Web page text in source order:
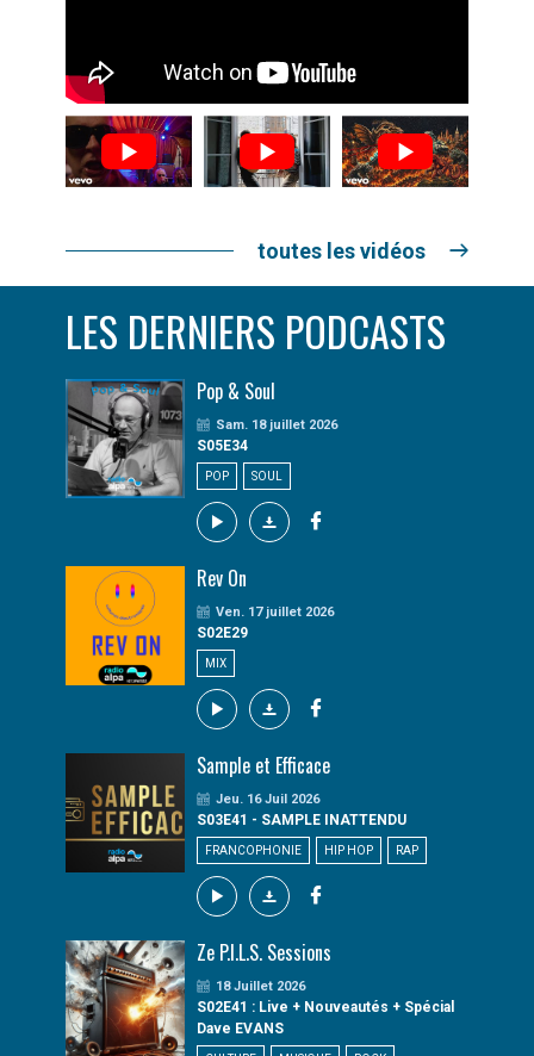
toutes les vidéos
LES DERNIERS PODCASTS
Pop & Soul
Sam. 18 juillet 2026
S05E34
POP SOUL
Rev On
Ven. 17 juillet 2026
S02E29
MIX
Sample et Efficace
Jeu. 16 Juil 2026
S03E41 - SAMPLE INATTENDU
FRANCOPHONIE HIP HOP RAP
Ze P.I.L.S. Sessions
18 Juillet 2026
S02E41 : Live + Nouveautés + Spécial
Dave EVANS